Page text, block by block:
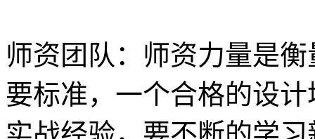
师资团队：师资力量是
要标准，一个合格的设